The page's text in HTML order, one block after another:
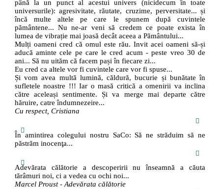
până la un punct al acestui univers (nicidecum în toate
universurile): agresivitate, răutate, cruzime, perversitate... și
încă multe altele pe care le spunem după cuvintele
pământene... Nu ne-ar veni să credem ce poate exista în
lumea de vibrație mai joasă decât aceea a Pământului...
Mulți oameni cred că omul este rău. Invit acei oameni să-și
aducă aminte cele pe care le cred acum - peste vreo 30 de
ani... Să nu uităm că facem pași în fiecare zi...
Eu cred ca altele vor fi cuvintele care vor fi spuse...
Și vom avea multă lumină, căldură, bucurie și bunătate în
sufletele noastre !!! Iar o masă critică a omenirii va inclina
către aceleași sentimente. Și va merge mai departe către
hăruire, catre îndumnezeire...
Cu respect, Cristiana
În amintirea colegului nostru SaCo: Să ne străduim să ne
păstrăm inocenţa...
Adevărata călătorie a descoperirii nu înseamnă a căuta
tărâmuri noi, ci a vedea cu ochi noi...
Marcel Proust - Adevărata călătorie